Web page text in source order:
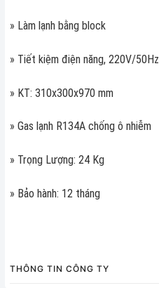
» Làm lạnh bằng block
» Tiết kiệm điện năng, 220V/50Hz
» KT: 310x300x970 mm
» Gas lạnh R134A chống ô nhiễm
» Trọng Lượng: 24 Kg
» Bảo hành: 12 tháng
THÔNG TIN CÔNG TY